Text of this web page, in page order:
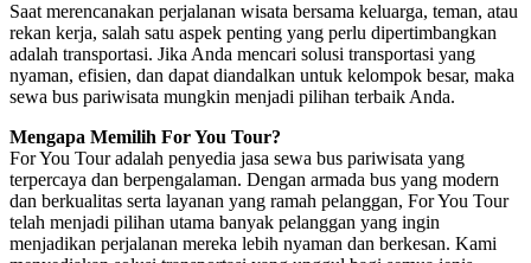
Saat merencanakan perjalanan wisata bersama keluarga, teman, atau
rekan kerja, salah satu aspek penting yang perlu dipertimbangkan
adalah transportasi. Jika Anda mencari solusi transportasi yang
nyaman, efisien, dan dapat diandalkan untuk kelompok besar, maka
sewa bus pariwisata mungkin menjadi pilihan terbaik Anda.
Mengapa Memilih For You Tour?
For You Tour adalah penyedia jasa sewa bus pariwisata yang
terpercaya dan berpengalaman. Dengan armada bus yang modern
dan berkualitas serta layanan yang ramah pelanggan, For You Tour
telah menjadi pilihan utama banyak pelanggan yang ingin
menjadikan perjalanan mereka lebih nyaman dan berkesan. Kami